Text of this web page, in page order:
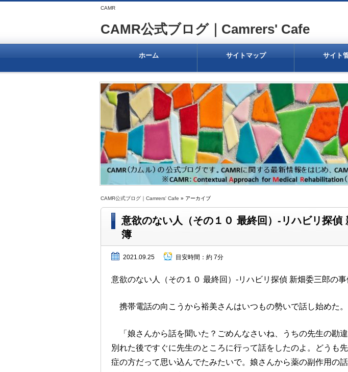
CAMR
CAMR公式ブログ｜Camrers' Cafe
ホーム サイトマップ サイト
CAMR公式ブログ｜Camrers' Cafe » アーカイブ
意欲のない人（その１０ 最終回）-リハビリ探偵
簿
2021.09.25 目安時間： 約 7分
意欲のない人（その１０ 最終回）-リハビリ探偵 新畑委三郎の
携帯電話の向こうから裕美さんはいつもの勢いで話し始めた。
「娘さんから話を聞いた？ごめんなさいね、うちの先生の勘
別れた後ですぐに先生のところに行って話をしたのよ。どうも
症の方だって思い込んでたみたいで。娘さんから薬の副作用の